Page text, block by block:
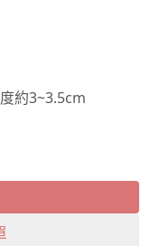
約3~3.5cm